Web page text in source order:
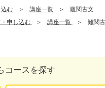
む 講座一覧
難関古文
申し込む 講座一覧 難関
コースを探す